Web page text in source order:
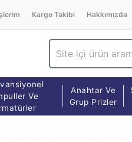
Kargo Takibi Hakkımızda
Ve
Anahtar Ve
Grup Prizler